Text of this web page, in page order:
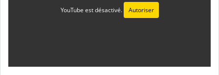
YouTube est désactivé. Autoriser